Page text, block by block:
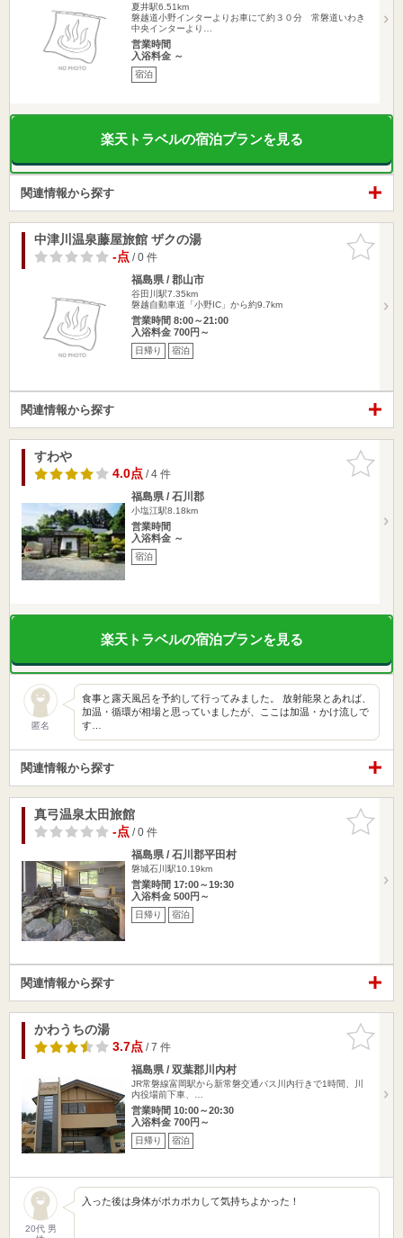
夏井駅6.51km
磐越道小野インターよりお車にて約３０分 常磐道いわき
中央インターより…
営業時間
入浴料金 ～
宿泊
楽天トラベルの宿泊プランを見る
関連情報から探す
お気に入
りに追加
中津川温泉藤屋旅館 ザクの湯
-点/ 0 件
福島県 / 郡山市
谷田川駅7.35km
磐越自動車道「小野IC」から約9.7km
営業時間 8:00～21:00
入浴料金 700円～
日帰り 宿泊
関連情報から探す
お気に入
りに追加
すわや
4.0点/ 4 件
福島県 / 石川郡
小塩江駅8.18km
営業時間
入浴料金 ～
宿泊
楽天トラベルの宿泊プランを見る
匿名
食事と露天風呂を予約して行ってみました。 放射能泉とあれば、
加温・循環が相場と思っていましたが、ここは加温・かけ流しで
す…
関連情報から探す
お気に入
りに追加
真弓温泉太田旅館
-点/ 0 件
福島県 / 石川郡平田村
磐城石川駅10.19km
営業時間 17:00～19:30
入浴料金 500円～
日帰り 宿泊
関連情報から探す
お気に入
りに追加
かわうちの湯
3.7点/ 7 件
福島県 / 双葉郡川内村
JR常磐線富岡駅から新常磐交通バス川内行きで1時間、川
内役場前下車、…
営業時間 10:00～20:30
入浴料金 700円～
日帰り 宿泊
20代 男
入った後は身体がポカポカして気持ちよかった！